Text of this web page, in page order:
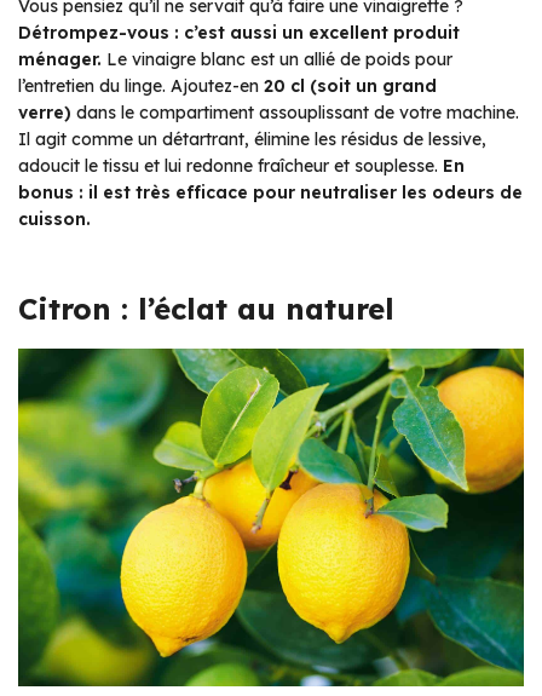
Vous pensiez qu’il ne servait qu’à faire une vinaigrette ?
Détrompez-vous : c’est aussi un excellent produit
ménager. Le vinaigre blanc est un allié de poids pour
l’entretien du linge. Ajoutez-en 20 cl (soit un grand
verre) dans le compartiment assouplissant de votre machine.
Il agit comme un détartrant, élimine les résidus de lessive,
adoucit le tissu et lui redonne fraîcheur et souplesse. En
bonus : il est très efficace pour neutraliser les odeurs de
cuisson.
Citron : l’éclat au naturel